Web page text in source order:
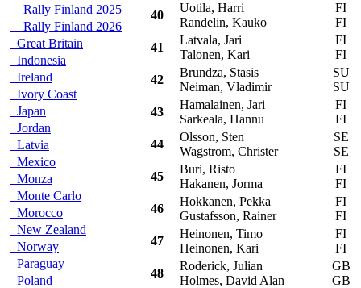
Rally Finland 2025
Rally Finland 2026
Great Britain
Indonesia
Ireland
Ivory Coast
Japan
Jordan
Latvia
Mexico
Monza
Monte Carlo
Morocco
New Zealand
Norway
Paraguay
Poland
40
Uotila, Harri
Randelin, Kauko
FI
FI
41
Latvala, Jari
Talonen, Kari
FI
FI
42
Brundza, Stasis
Neiman, Vladimir
SU
SU
43
Hamalainen, Jari
Sarkeala, Hannu
FI
FI
44
Olsson, Sten
Wagstrom, Christer
SE
SE
45
Buri, Risto
Hakanen, Jorma
FI
FI
46
Hokkanen, Pekka
Gustafsson, Rainer
FI
FI
47
Heinonen, Timo
Heinonen, Kari
FI
FI
48
Roderick, Julian
Holmes, David Alan
GB
GB